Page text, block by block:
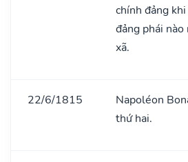
chính đảng
đảng phái
xã.
22/6/1815
Napoléon
thứ hai.